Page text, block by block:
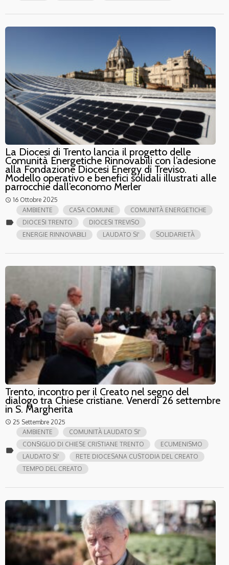
La Diocesi di Trento lancia il progetto delle
Comunità Energetiche Rinnovabili con l’adesione
alla Fondazione Diocesi Energy di Treviso.
Modello operativo e benefici solidali illustrati alle
parrocchie dall’economo Merler
access_time 16 Ottobre 2025
label
AMBIENTE CASA COMUNE
COMUNITÀ ENERGETICHE
DIOCESI TRENTO
DIOCESI TREVISO
ENERGIE RINNOVABILI
LAUDATO SI' SOLIDARIETÀ
Trento, incontro per il Creato nel segno del
dialogo tra Chiese cristiane. Venerdì 26 settembre
in S. Margherita
access_time 25 Settembre 2025
label
AMBIENTE
COMUNITÀ LAUDATO SI'
CONSIGLIO DI CHIESE CRISTIANE TRENTO
ECUMENISMO
LAUDATO SI'
RETE DIOCESANA CUSTODIA DEL CREATO
TEMPO DEL CREATO